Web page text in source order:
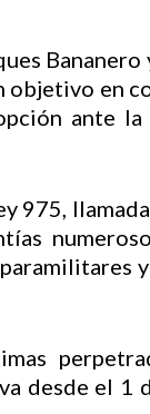
Bananero
objetivo en
ante la
975,
desde el 1